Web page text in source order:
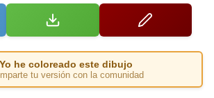
Yo he coloreado este dibujo
tu versión con la comunidad